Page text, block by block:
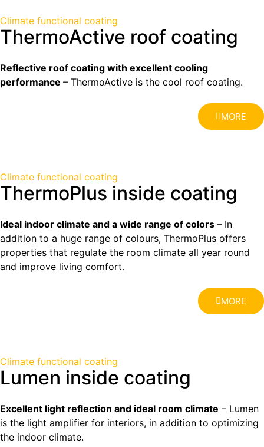
Climate functional coating
ThermoActive roof coating
Reflective roof coating with excellent cooling
performance – ThermoActive is the cool roof coating.
MORE
Climate functional coating
ThermoPlus inside coating
Ideal indoor climate and a wide range of colors – In
addition to a huge range of colours, ThermoPlus offers
properties that regulate the room climate all year round
and improve living comfort.
MORE
Climate functional coating
Lumen inside coating
Excellent light reflection and ideal room climate – Lumen
is the light amplifier for interiors, in addition to optimizing
the indoor climate.